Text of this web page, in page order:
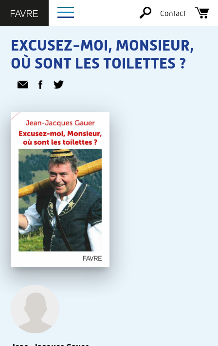
Contact
EXCUSEZ-MOI, MONSIEUR,
OÙ SONT LES TOILETTES ?